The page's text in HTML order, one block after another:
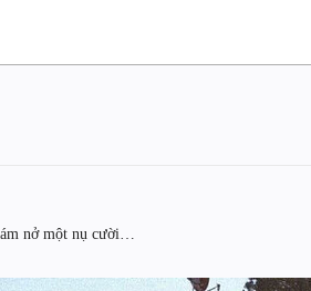
nở một nụ cười…